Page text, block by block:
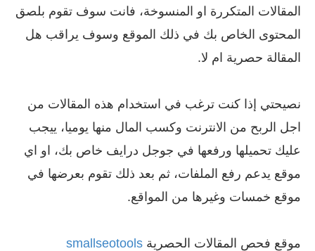
المقالات المتكررة او المنسوخة، فانت سوف تقوم بلصق
المحتوى الخاص بك في ذلك الموقع وسوف يراقب هل
المقالة حصرية ام لا.
نصيحتي إذا كنت ترغب في استخدام هذه المقالات من
اجل الربح من الانترنت وكسب المال منها يوميا، ييجب
عليك تحميلها ورفعها في جوجل درايف خاص بك، او اي
موقع يدعم رفع الملفات، ثم بعد ذلك تقوم بعرضها في
موقع خمسات وغيرها من المواقع.
موقع فحص المقالات الحصرية smallseotools